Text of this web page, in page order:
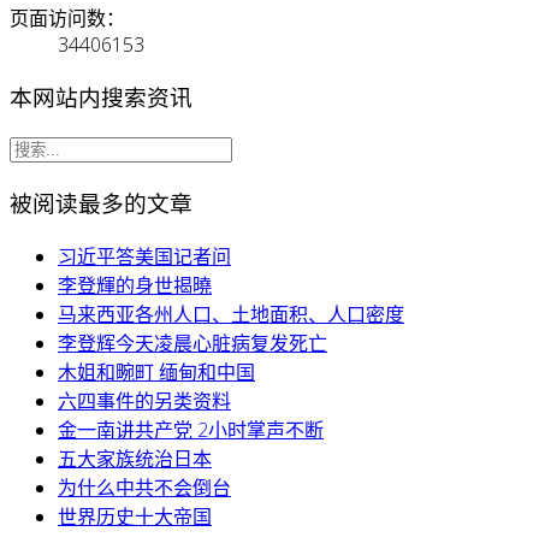
页面访问数：
34406153
本网站内搜索资讯
被阅读最多的文章
习近平答美国记者问
李登輝的身世揭曉
马来西亚各州人口、土地面积、人口密度
李登辉今天凌晨心脏病复发死亡
木姐和畹町 缅甸和中国
六四事件的另类资料
金一南讲共产党 2小时掌声不断
五大家族统治日本
为什么中共不会倒台
世界历史十大帝国